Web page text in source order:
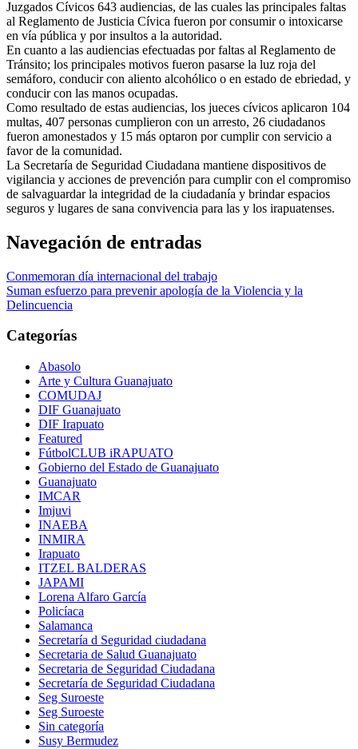
Juzgados Cívicos 643 audiencias, de las cuales las principales faltas
al Reglamento de Justicia Cívica fueron por consumir o intoxicarse
en vía pública y por insultos a la autoridad.
En cuanto a las audiencias efectuadas por faltas al Reglamento de
Tránsito; los principales motivos fueron pasarse la luz roja del
semáforo, conducir con aliento alcohólico o en estado de ebriedad, y
conducir con las manos ocupadas.
Como resultado de estas audiencias, los jueces cívicos aplicaron 104
multas, 407 personas cumplieron con un arresto, 26 ciudadanos
fueron amonestados y 15 más optaron por cumplir con servicio a
favor de la comunidad.
La Secretaría de Seguridad Ciudadana mantiene dispositivos de
vigilancia y acciones de prevención para cumplir con el compromiso
de salvaguardar la integridad de la ciudadanía y brindar espacios
seguros y lugares de sana convivencia para las y los irapuatenses.
Navegación de entradas
Conmemoran día internacional del trabajo
Suman esfuerzo para prevenir apología de la Violencia y la
Delincuencia
Categorías
Abasolo
Arte y Cultura Guanajuato
COMUDAJ
DIF Guanajuato
DIF Irapuato
Featured
FútbolCLUB iRAPUATO
Gobierno del Estado de Guanajuato
Guanajuato
IMCAR
Imjuvi
INAEBA
INMIRA
Irapuato
ITZEL BALDERAS
JAPAMI
Lorena Alfaro García
Policíaca
Salamanca
Secretaría d Seguridad ciudadana
Secretaria de Salud Guanajuato
Secretaria de Seguridad Ciudadana
Secretaría de Seguridad Ciudadana
Seg Suroeste
Seg Suroeste
Sin categoría
Susy Bermudez